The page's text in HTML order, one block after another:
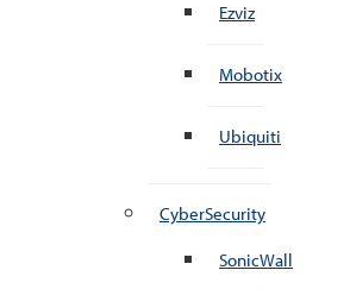
Ezviz
Mobotix
Ubiquiti
CyberSecurity
SonicWall